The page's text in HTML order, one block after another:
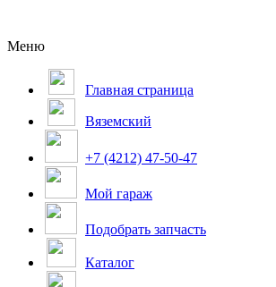
Меню
Главная страница
Вяземский
+7 (4212) 47-50-47
Мой гараж
Подобрать запчасть
Каталог